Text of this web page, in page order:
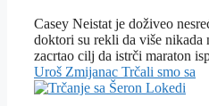
Casey Neistat je doživeo
doktori su rekli da više nikada
zacrtao cilj da istrči maraton
Uroš Zmijanac Trčali smo sa